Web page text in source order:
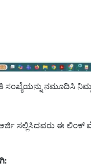
ಸಂಖ್ಯೆಯನ್ನು ನಮೂದಿಸಿ
ಸಲ್ಲಿಸಿದವರು ಈ